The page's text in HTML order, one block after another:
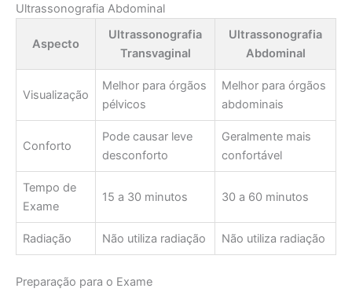
Ultrassonografia Abdominal
Aspecto
Ultrassonografia
Transvaginal
Ultrassonografia
Abdominal
Visualização
Melhor para órgãos
pélvicos
Melhor para órgãos
abdominais
Conforto
Pode causar leve
desconforto
Geralmente mais
confortável
Tempo de
Exame
15 a 30 minutos 30 a 60 minutos
Radiação Não utiliza radiação Não utiliza radiação
Preparação para o Exame